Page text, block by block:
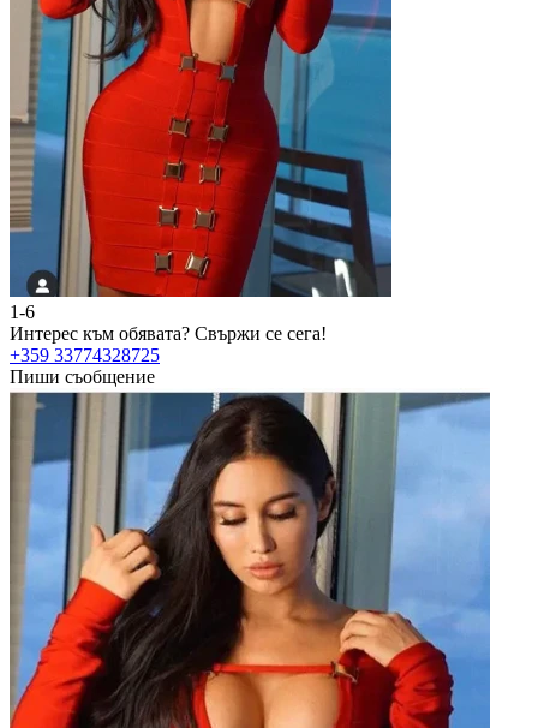
1-6
Интерес към обявата? Свържи се сега!
+359 33774328725
Пиши съобщение